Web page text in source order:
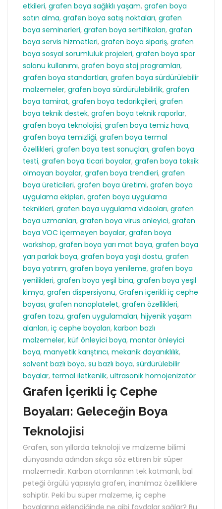
etkileri, grafen boya sağlıklı yaşam, grafen boya
satın alma, grafen boya satış noktaları, grafen
boya seminerleri, grafen boya sertifikaları, grafen
boya servis hizmetleri, grafen boya sipariş, grafen
boya sosyal sorumluluk projeleri, grafen boya spor
salonu kullanımı, grafen boya staj programları,
grafen boya standartları, grafen boya sürdürülebilir
malzemeler, grafen boya sürdürülebilirlik, grafen
boya tamirat, grafen boya tedarikçileri, grafen
boya teknik destek, grafen boya teknik raporlar,
grafen boya teknolojisi, grafen boya temiz hava,
grafen boya temizliği, grafen boya termal
özellikleri, grafen boya test sonuçları, grafen boya
testi, grafen boya ticari boyalar, grafen boya toksik
olmayan boyalar, grafen boya trendleri, grafen
boya üreticileri, grafen boya üretimi, grafen boya
uygulama ekipleri, grafen boya uygulama
teknikleri, grafen boya uygulama videoları, grafen
boya uzmanları, grafen boya virüs önleyici, grafen
boya VOC içermeyen boyalar, grafen boya
workshop, grafen boya yarı mat boya, grafen boya
yarı parlak boya, grafen boya yaşlı dostu, grafen
boya yatırım, grafen boya yenileme, grafen boya
yenilikleri, grafen boya yeşil bina, grafen boya yeşil
kimya, grafen dispersiyonu, Grafen içerikli iç cephe
boyası, grafen nanoplatelet, grafen özellikleri,
grafen tozu, grafen uygulamaları, hijyenik yaşam
alanları, iç cephe boyaları, karbon bazlı
malzemeler, küf önleyici boya, mantar önleyici
boya, manyetik karıştırıcı, mekanik dayanıklılık,
solvent bazlı boya, su bazlı boya, sürdürülebilir
boyalar, termal iletkenlik, ultrasonik homojenizatör
Grafen İçerikli İç Cephe
Boyaları: Geleceğin Boya
Teknolojisi
Grafen, son yıllarda teknoloji ve malzeme bilimi
dünyasında adından sıkça söz ettiren bir süper
malzemedir. Karbon atomlarının tek katmanlı, bal
peteği örgülü yapısıyla grafen, inanılmaz özelliklere
sahiptir. Peki bu süper malzeme, iç cephe
boyalarına eklendiğinde ne gibi faydalar sağlar? Bu